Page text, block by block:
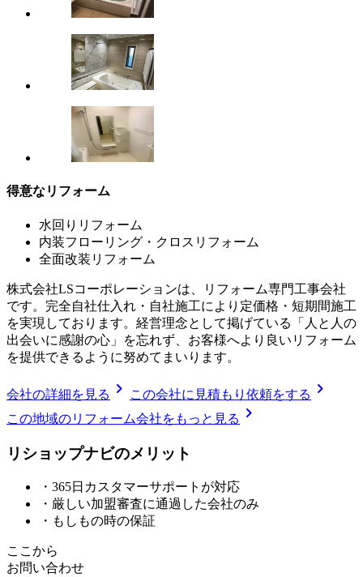
得意なリフォーム
水回りリフォーム
内装フローリング・クロスリフォーム
全面改装リフォーム
株式会社LSコーポレーションは、リフォーム専門工事会社
です。完全自社仕入れ・自社施工により定価格・短期間施工
を実現しております。経営理念として掲げている「人と人の
出会いに感謝の心」を忘れず、お客様へより良いリフォーム
を提供できるように努めてまいります。
会社の詳細を見る chevron_right この会社に見積もり依頼をする chevron_right
この地域のリフォーム会社をもっと見る chevron_right
リショップナビのメ リ ッ ト
・365日カスタマーサポートが対応
・厳しい加盟審査に通過した会社のみ
・もしもの時の保証
ここから
お問い合わせ